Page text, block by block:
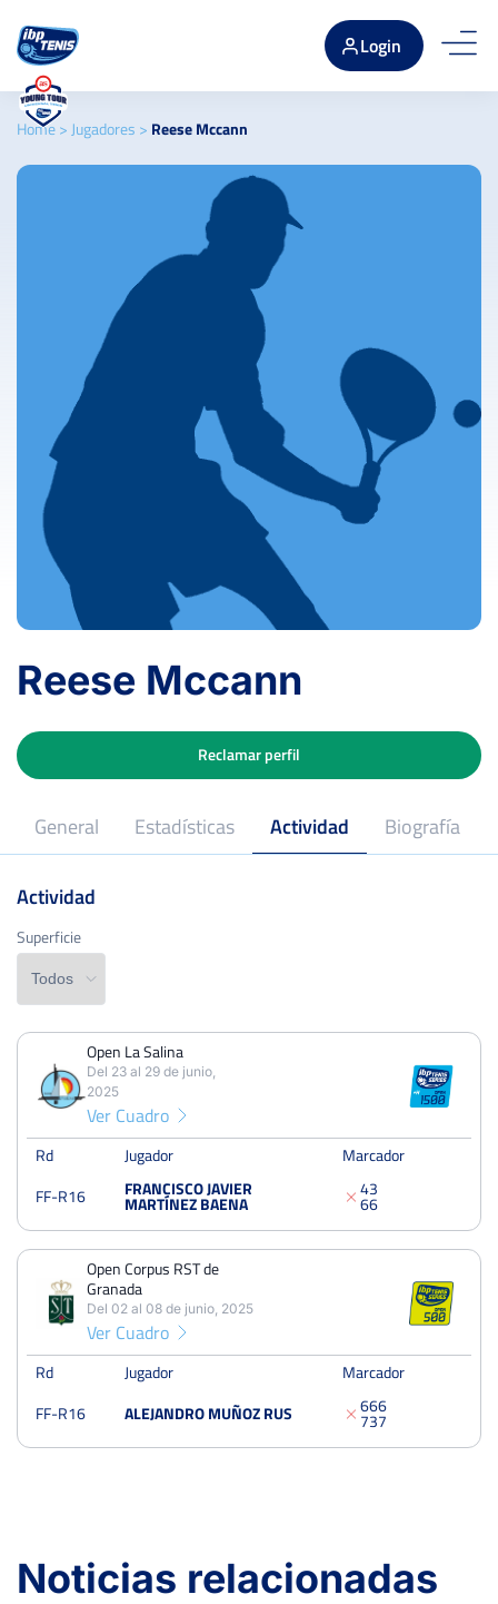
Login
Home> Jugadores > Reese Mccann
Reese Mccann
General Estadísticas Actividad Biografía
Reclamar perfil
Superficie
PERDIDOS
2
PERDIDOS SETS
4
PERDIDOS JUEGOS
29 54 25
Open La Salina
Del 23 al 29 de junio, 2025
Dieciseisavos
Actividad
Superficie
Open La Salina
Del 23 al 29 de junio,
2025
Ver Cuadro
Rd Jugador
Marcador
FF-R16
FRANCISCO JAVIER
MARTÍNEZ BAENA
4
6
3
6
Open Corpus RST de
Granada
Del 02 al 08 de junio, 2025
Ver Cuadro
Rd Jugador
Marcador
FF-R16
ALEJANDRO MUÑOZ RUS 6
7
6
3
6
7
Noticias relacionadas